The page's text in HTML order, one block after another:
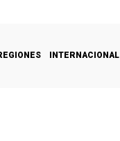
INTERNACIONAL